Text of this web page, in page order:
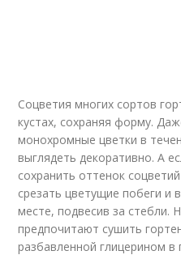
Соцветия многих сортов
кустах, сохраняя форму.
монохромные цветки в
выглядеть декоративно. А
сохранить оттенок
срезать цветущие побеги и
месте, подвесив за стебли.
предпочитают сушить
разбавленной глицерином